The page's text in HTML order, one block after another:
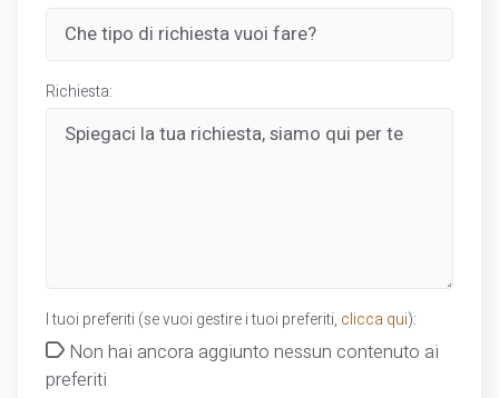
Richiesta:
I tuoi preferiti (se vuoi gestire i tuoi preferiti, clicca qui):
Non hai ancora aggiunto nessun contenuto ai
preferiti